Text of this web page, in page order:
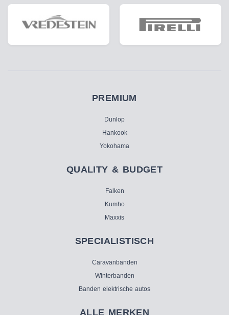
PREMIUM
Dunlop
Hankook
Yokohama
QUALITY & BUDGET
Falken
Kumho
Maxxis
SPECIALISTISCH
Caravanbanden
Winterbanden
Banden elektrische autos
ALLE MERKEN